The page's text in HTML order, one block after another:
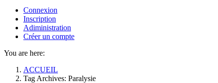
Connexion
Inscription
Adiministration
Créer un compte
You are here:
ACCUEIL
Tag Archives: Paralysie